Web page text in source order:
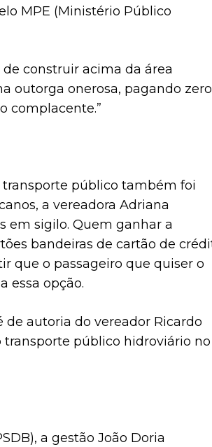
MPE (Ministério Público
construir acima da área
outorga onerosa, pagando zero
complacente.”
público também foi
a vereadora Adriana
em sigilo. Quem ganhar a
bandeiras de cartão de
que o passageiro que quiser o
essa opção.
autoria do vereador Ricardo
transporte público hidroviário no
a gestão João Doria